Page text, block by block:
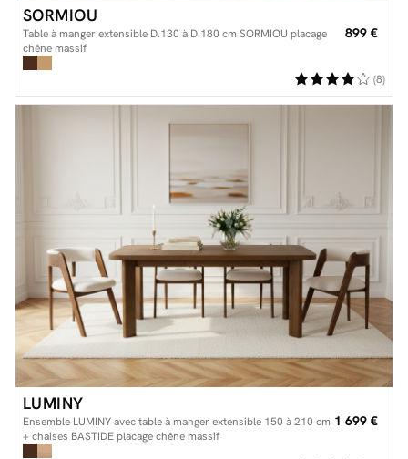
SORMIOU
Table à manger extensible D.130 à D.180 cm SORMIOU placage
chêne massif
899 €
(8)
LUMINY
Ensemble LUMINY avec table à manger extensible 150 à 210 cm
+ chaises BASTIDE placage chêne massif
1 699 €